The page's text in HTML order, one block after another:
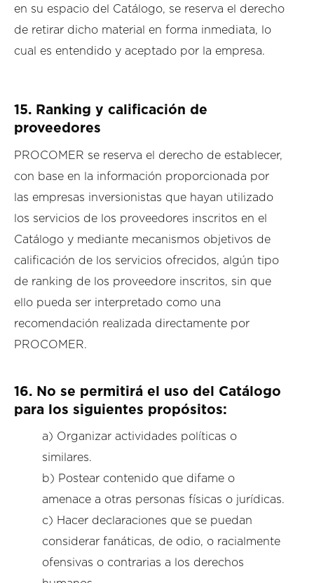
en su espacio del Catálogo, se reserva el derecho
de retirar dicho material en forma inmediata, lo
cual es entendido y aceptado por la empresa.
15. Ranking y calificación de
proveedores
PROCOMER se reserva el derecho de establecer,
con base en la información proporcionada por
las empresas inversionistas que hayan utilizado
los servicios de los proveedores inscritos en el
Catálogo y mediante mecanismos objetivos de
calificación de los servicios ofrecidos, algún tipo
de ranking de los proveedore inscritos, sin que
ello pueda ser interpretado como una
recomendación realizada directamente por
PROCOMER.
16. No se permitirá el uso del Catálogo
para los siguientes propósitos:
a) Organizar actividades políticas o
similares.
b) Postear contenido que difame o
amenace a otras personas físicas o jurídicas.
c) Hacer declaraciones que se puedan
considerar fanáticas, de odio, o racialmente
ofensivas o contrarias a los derechos